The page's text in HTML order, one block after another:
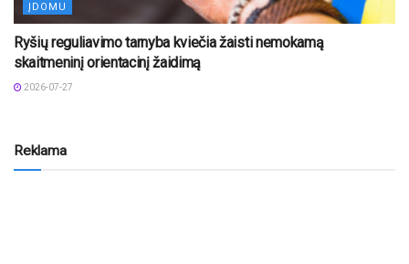
ĮDOMU
Ryšių reguliavimo tarnyba kviečia žaisti nemokamą
skaitmeninį orientacinį žaidimą
2026-07-27
Reklama